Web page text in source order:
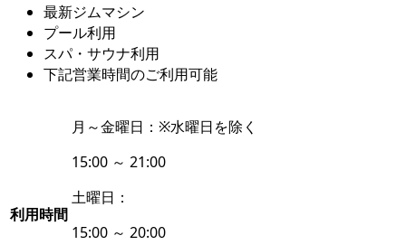
最新ジムマシン
プール利用
スパ・サウナ利用
下記営業時間のご利用可能
利用時間
月～金曜日： ※水曜日を除く
15:00 ～ 21:00
土曜日：
15:00 ～ 20:00